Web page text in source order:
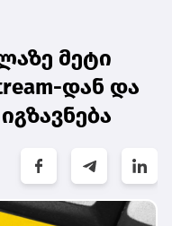
მეტი
დან და